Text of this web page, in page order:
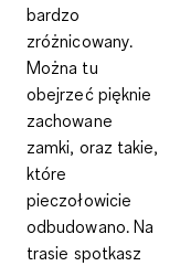
bardzo
zróżnicowany.
Można tu
obejrzeć pięknie
zachowane
zamki, oraz takie,
które
pieczołowicie
odbudowano. Na
trasie spotkasz